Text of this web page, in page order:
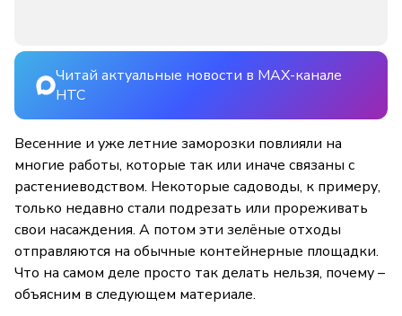
Читай актуальные новости в MAX-канале
НТС
Весенние и уже летние заморозки повлияли на
многие работы, которые так или иначе связаны с
растениеводством. Некоторые садоводы, к примеру,
только недавно стали подрезать или прореживать
свои насаждения. А потом эти зелёные отходы
отправляются на обычные контейнерные площадки.
Что на самом деле просто так делать нельзя, почему –
объясним в следующем материале.